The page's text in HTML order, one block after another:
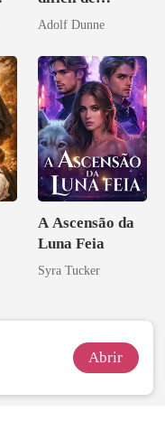
reconquistar
Adolf Dunne
A Ascensão da
Luna Feia
Syra Tucker
Abrir